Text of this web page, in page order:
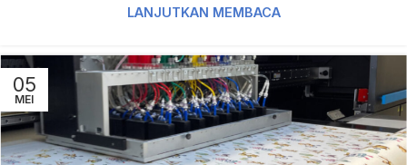
LANJUTKAN MEMBACA
05
MEI